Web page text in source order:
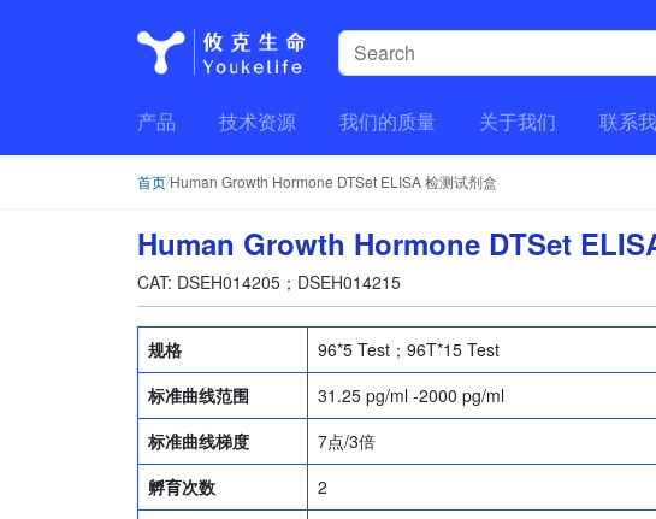
产品 技术资源 我们的质量 关于我们 联系
首页/Human Growth Hormone DTSet ELISA 检测试剂盒
Human Growth Hormone DTSet
CAT: DSEH014205；DSEH014215
规格
96*5 Test；96T*15 Test
标准曲线范围
31.25 pg/ml -2000 pg/ml
标准曲线梯度
7点/3倍
孵育次数
2